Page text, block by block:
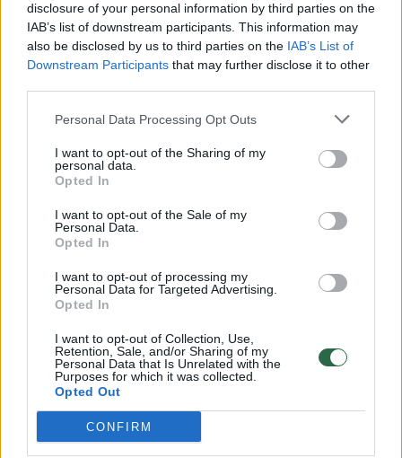
disclosure of your personal information by third parties on the
IAB’s list of downstream participants. This information may
also be disclosed by us to third parties on the IAB’s List of
Downstream Participants that may further disclose it to other
Personal Data Processing Opt Outs
I want to opt-out of the Sharing of my
personal data.
Opted In
I want to opt-out of the Sale of my
Personal Data.
Opted In
I want to opt-out of processing my
Personal Data for Targeted Advertising.
Opted In
I want to opt-out of Collection, Use,
Retention, Sale, and/or Sharing of my
Personal Data that Is Unrelated with the
Purposes for which it was collected.
Opted Out
CONFIRM
Apie šį procesą ES valstybėse vis dar
kalbama kaip apie paraščių reiškinį, bet
maždaug po penkerių metų tai bus rimta
Yra ir kita medalio pusė. Greituoju būdu
įvykdytas C.Georgescu eliminavimas dar
labiau sutelkė jo šalininkus ir net padidino
pasipiktinusiųjų valstybės veiksmais gretas.
Politinio gyvenimo pamoka.
Dabar to neįmanoma įrodyti, gal tik kada nors
ateityje paaiškės, jog tai, kad per pirmąjį
balsavimą nebuvo išrinktas naujas Vokietijos
kancleris, kaip nors yra susiję su partijos
„Alternatyva Vokietijai“ paskelbimu